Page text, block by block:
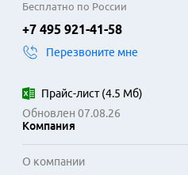
Бесплатно по России
+7 495 921-41-58
Перезвоните мне
Прайс-лист(4.5 Мб)
Обновлен 07.08.26
Компания
О компании